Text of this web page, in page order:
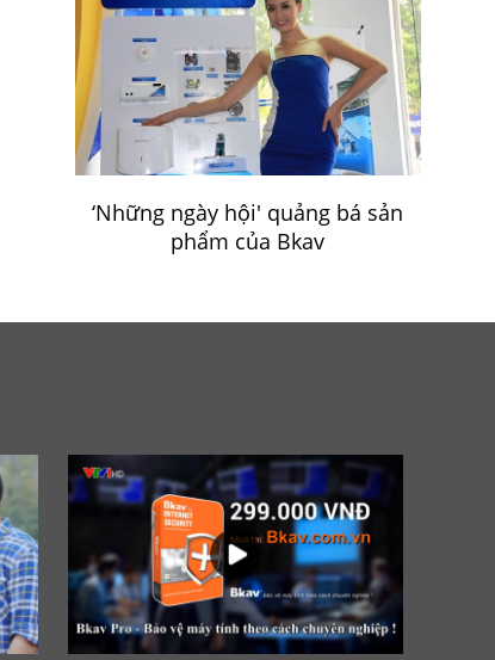
‘Những ngày hội' quảng bá sản
phẩm của Bkav